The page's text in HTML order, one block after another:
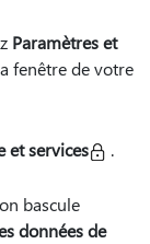
Paramètres et
fenêtre de votre
et services .
bascule
données de